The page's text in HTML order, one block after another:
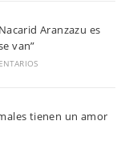
Aranzazu es
van”
tienen un amor